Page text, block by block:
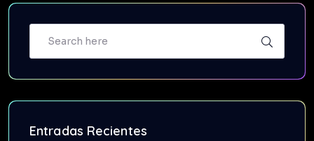
Entradas Recientes